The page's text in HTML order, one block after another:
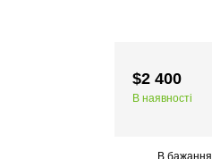
$2 400
В наявності
В бажання